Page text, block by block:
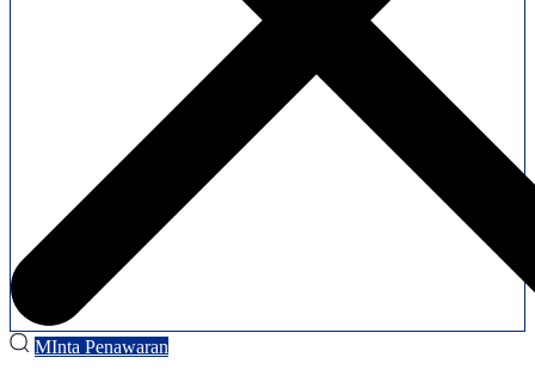
MInta Penawaran